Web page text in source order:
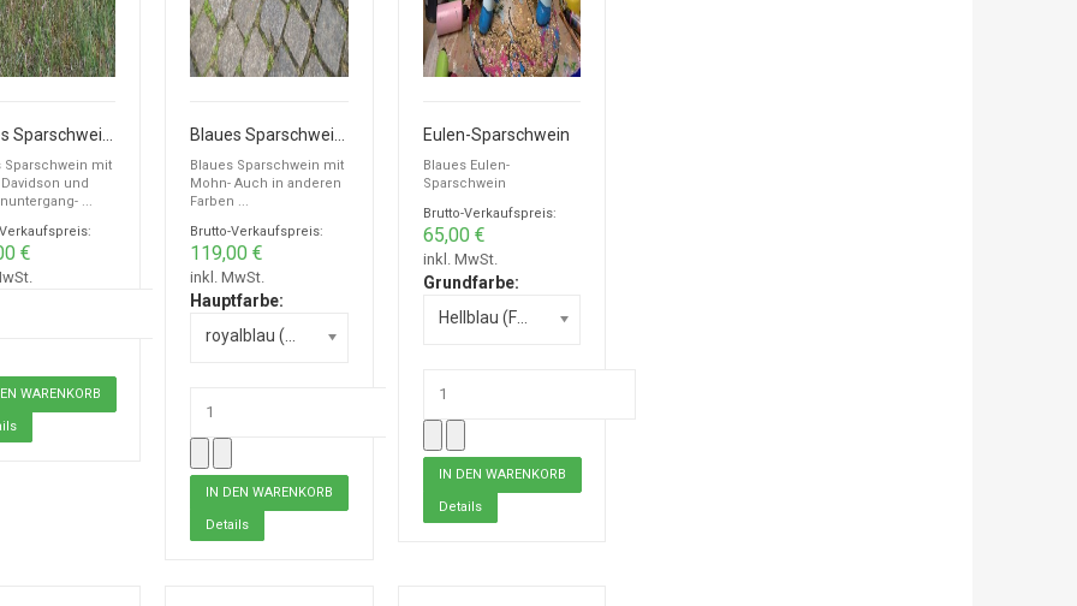
Sparschwein mit
und
...
€
Blaues Sparschwein mit
Mohn- Auch in anderen
Farben ...
Brutto-Verkaufspreis:
119,00 €
inkl. MwSt.
Hauptfarbe:
Details
Eulen-Sparschwein
Blaues Eulen-
Sparschwein
Brutto-Verkaufspreis:
65,00 €
inkl. MwSt.
Grundfarbe:
Hellblau (Foto) +0,00 €
Details